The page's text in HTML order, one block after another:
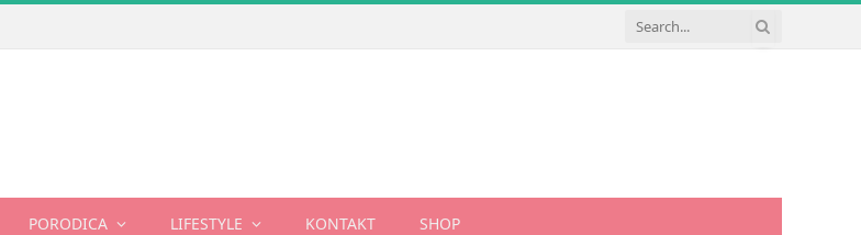
PORODICA LIFESTYLE KONTAKT SHOP